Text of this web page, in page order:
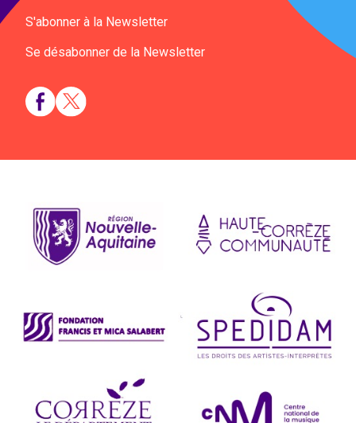
S'abonner à la Newsletter
Se désabonner de la Newsletter